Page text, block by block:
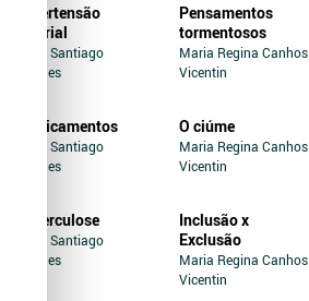
Hipertensão
Arterial
Jairo Santiago
Novaes
Medicamentos
Jairo Santiago
Novaes
Tuberculose
Jairo Santiago
Novaes
Pensamentos
tormentosos
Maria Regina Canhos
Vicentin
O ciúme
Maria Regina Canhos
Vicentin
Inclusão x
Exclusão
Maria Regina Canhos
Vicentin